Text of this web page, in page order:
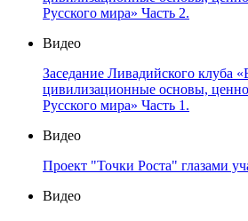
Русского мира» Часть 2.
Видео
Заседание Ливадийского клуба
цивилизационные основы,
Русского мира» Часть 1.
Видео
Проект "Точки Роста" глазами
Видео